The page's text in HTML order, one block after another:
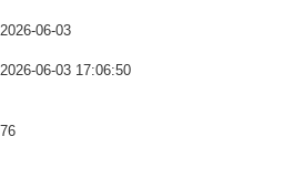
2026-06-03
2026-06-03 17:06:50
76